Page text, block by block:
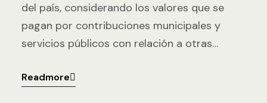
del país, considerando los valores que se
pagan por contribuciones municipales y
servicios públicos con relación a otras…
Readmore